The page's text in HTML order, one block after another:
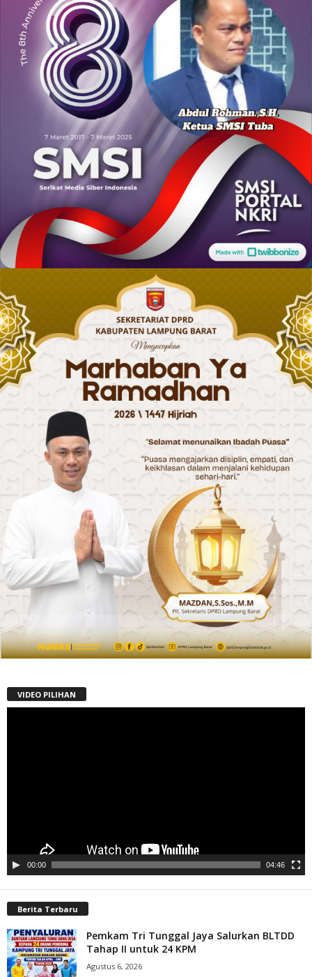
VIDEO PILIHAN
00:00 04:46
Berita Terbaru
Pemkam Tri Tunggal Jaya Salurkan BLTDD
Tahap II untuk 24 KPM
Agustus 6, 2026